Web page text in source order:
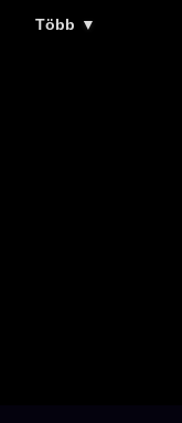
Több ▼